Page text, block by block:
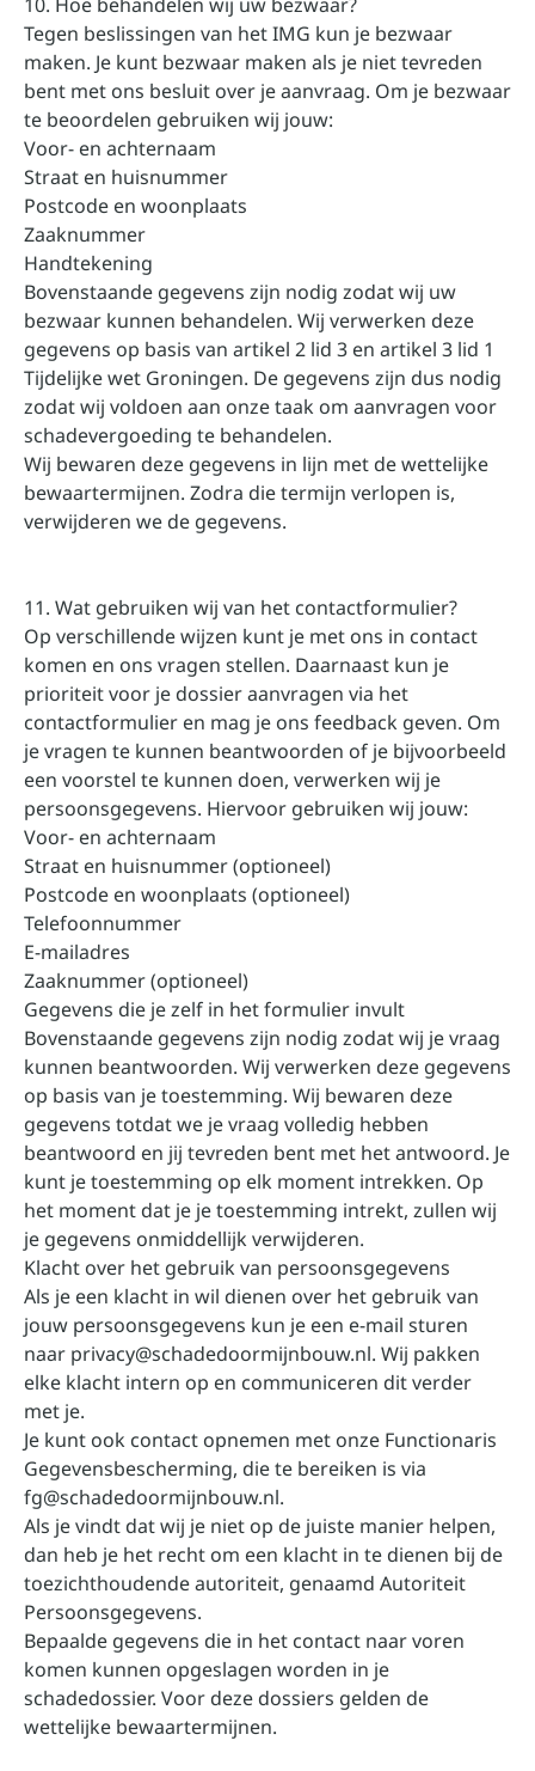
Tegen beslissingen van het IMG kun je bezwaar
maken. Je kunt bezwaar maken als je niet tevreden
bent met ons besluit over je aanvraag. Om je bezwaar
te beoordelen gebruiken wij jouw:
Voor- en achternaam
Straat en huisnummer
Postcode en woonplaats
Zaaknummer
Handtekening
Bovenstaande gegevens zijn nodig zodat wij uw
bezwaar kunnen behandelen. Wij verwerken deze
gegevens op basis van artikel 2 lid 3 en artikel 3 lid 1
Tijdelijke wet Groningen. De gegevens zijn dus nodig
zodat wij voldoen aan onze taak om aanvragen voor
schadevergoeding te behandelen.
Wij bewaren deze gegevens in lijn met de wettelijke
bewaartermijnen. Zodra die termijn verlopen is,
verwijderen we de gegevens.
11. Wat gebruiken wij van het contactformulier?
Op verschillende wijzen kunt je met ons in contact
komen en ons vragen stellen. Daarnaast kun je
prioriteit voor je dossier aanvragen via het
contactformulier en mag je ons feedback geven. Om
je vragen te kunnen beantwoorden of je bijvoorbeeld
een voorstel te kunnen doen, verwerken wij je
persoonsgegevens. Hiervoor gebruiken wij jouw:
Voor- en achternaam
Straat en huisnummer (optioneel)
Postcode en woonplaats (optioneel)
Telefoonnummer
E-mailadres
Zaaknummer (optioneel)
Gegevens die je zelf in het formulier invult
Bovenstaande gegevens zijn nodig zodat wij je vraag
kunnen beantwoorden. Wij verwerken deze gegevens
op basis van je toestemming. Wij bewaren deze
gegevens totdat we je vraag volledig hebben
beantwoord en jij tevreden bent met het antwoord. Je
kunt je toestemming op elk moment intrekken. Op
het moment dat je je toestemming intrekt, zullen wij
je gegevens onmiddellijk verwijderen.
Klacht over het gebruik van persoonsgegevens
Als je een klacht in wil dienen over het gebruik van
jouw persoonsgegevens kun je een e-mail sturen
naar privacy@schadedoormijnbouw.nl. Wij pakken
elke klacht intern op en communiceren dit verder
met je.
Je kunt ook contact opnemen met onze Functionaris
Gegevensbescherming, die te bereiken is via
fg@schadedoormijnbouw.nl.
Als je vindt dat wij je niet op de juiste manier helpen,
dan heb je het recht om een klacht in te dienen bij de
toezichthoudende autoriteit, genaamd Autoriteit
Persoonsgegevens.
Bepaalde gegevens die in het contact naar voren
komen kunnen opgeslagen worden in je
schadedossier. Voor deze dossiers gelden de
wettelijke bewaartermijnen.